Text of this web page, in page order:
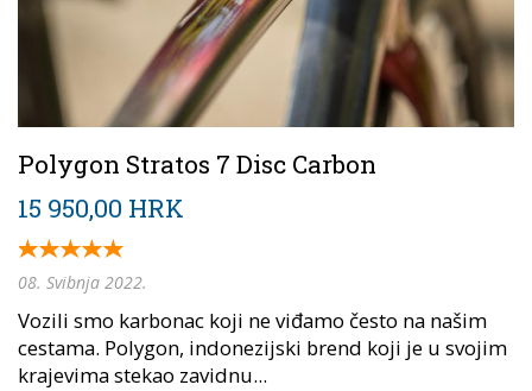
Polygon Stratos 7 Disc Carbon
15 950,00 HRK
08. Svibnja 2022.
Vozili smo karbonac koji ne viđamo često na našim
cestama. Polygon, indonezijski brend koji je u svojim
krajevima stekao zavidnu...